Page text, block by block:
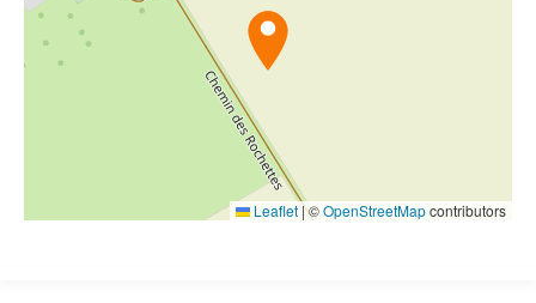
Leaflet|©OpenStreetMapcontributors